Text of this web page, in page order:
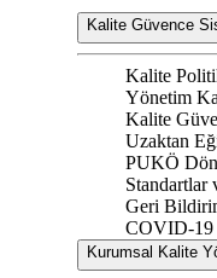
Kalite Güvence
Kalite
Yönetim
Kalite
Uzaktan
PUKÖ
Standartlar
Geri
COVID-19
Kurumsal Kalite